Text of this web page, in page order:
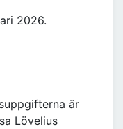
2026.
är
Lövelius